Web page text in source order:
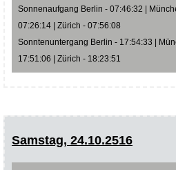
Sonnenaufgang Berlin - 07:46:32 |
07:26:14 | Zürich - 07:56:08
Sonntenuntergang Berlin - 17:54:33 |
17:51:06 | Zürich - 18:23:51
Samstag, 24.10.2516